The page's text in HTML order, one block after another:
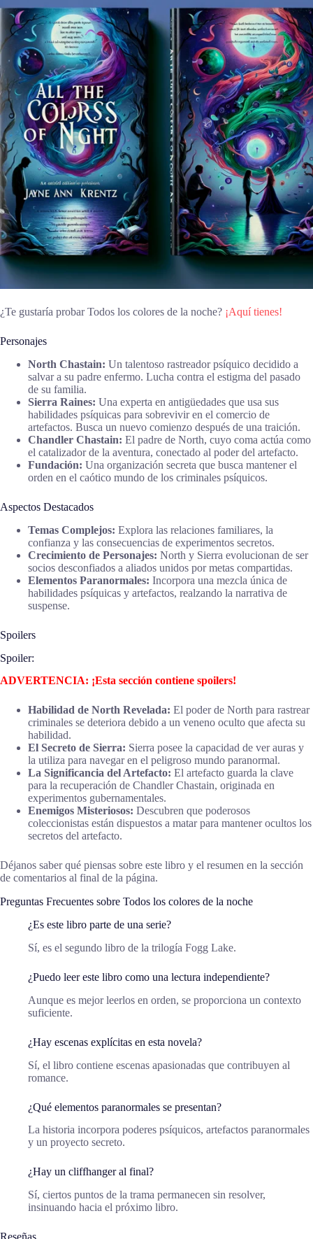
¿Te gustaría probar Todos los colores de la noche? ¡Aquí tienes!
Personajes
North Chastain: Un talentoso rastreador psíquico decidido a
salvar a su padre enfermo. Lucha contra el estigma del pasado
de su familia.
Sierra Raines: Una experta en antigüedades que usa sus
habilidades psíquicas para sobrevivir en el comercio de
artefactos. Busca un nuevo comienzo después de una traición.
Chandler Chastain: El padre de North, cuyo coma actúa como
el catalizador de la aventura, conectado al poder del artefacto.
Fundación: Una organización secreta que busca mantener el
orden en el caótico mundo de los criminales psíquicos.
Aspectos Destacados
Temas Complejos: Explora las relaciones familiares, la
confianza y las consecuencias de experimentos secretos.
Crecimiento de Personajes: North y Sierra evolucionan de ser
socios desconfiados a aliados unidos por metas compartidas.
Elementos Paranormales: Incorpora una mezcla única de
habilidades psíquicas y artefactos, realzando la narrativa de
suspense.
Spoilers
Spoiler:
ADVERTENCIA: ¡Esta sección contiene spoilers!
Habilidad de North Revelada: El poder de North para rastrear
criminales se deteriora debido a un veneno oculto que afecta su
habilidad.
El Secreto de Sierra: Sierra posee la capacidad de ver auras y
la utiliza para navegar en el peligroso mundo paranormal.
La Significancia del Artefacto: El artefacto guarda la clave
para la recuperación de Chandler Chastain, originada en
experimentos gubernamentales.
Enemigos Misteriosos: Descubren que poderosos
coleccionistas están dispuestos a matar para mantener ocultos los
secretos del artefacto.
Déjanos saber qué piensas sobre este libro y el resumen en la sección
de comentarios al final de la página.
Preguntas Frecuentes sobre Todos los colores de la noche
¿Es este libro parte de una serie?
Sí, es el segundo libro de la trilogía Fogg Lake.
¿Puedo leer este libro como una lectura independiente?
Aunque es mejor leerlos en orden, se proporciona un contexto
suficiente.
¿Hay escenas explícitas en esta novela?
Sí, el libro contiene escenas apasionadas que contribuyen al
romance.
¿Qué elementos paranormales se presentan?
La historia incorpora poderes psíquicos, artefactos paranormales
y un proyecto secreto.
¿Hay un cliffhanger al final?
Sí, ciertos puntos de la trama permanecen sin resolver,
insinuando hacia el próximo libro.